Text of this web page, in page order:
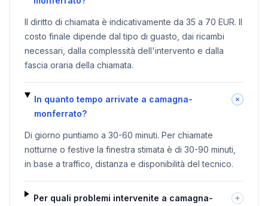
Il diritto di chiamata è indicativamente da 35 a 70 EUR. Il
costo finale dipende dal tipo di guasto, dai ricambi
necessari, dalla complessità dell'intervento e dalla
fascia oraria della chiamata.
In quanto tempo arrivate a camagna-
monferrato?
Di giorno puntiamo a 30-60 minuti. Per chiamate
notturne o festive la finestra stimata è di 30-90 minuti,
in base a traffico, distanza e disponibilità del tecnico.
Per quali problemi intervenite a camagna-